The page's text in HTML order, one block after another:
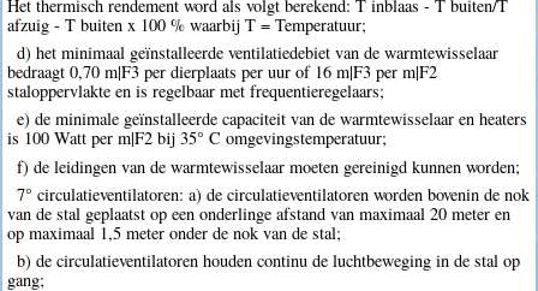
Het thermisch rendement word als volgt berekend: T inblaas - T buiten/T
afzuig - T buiten x 100 % waarbij T = Temperatuur;
d) het minimaal geïnstalleerde ventilatiedebiet van de warmtewisselaar
bedraagt 0,70 m|F3 per dierplaats per uur of 16 m|F3 per m|F2
staloppervlakte en is regelbaar met frequentieregelaars;
e) de minimale geïnstalleerde capaciteit van de warmtewisselaar en heaters
is 100 Watt per m|F2 bij 35° C omgevingstemperatuur;
f) de leidingen van de warmtewisselaar moeten gereinigd kunnen worden;
7° circulatieventilatoren: a) de circulatieventilatoren worden bovenin de nok
van de stal geplaatst op een onderlinge afstand van maximaal 20 meter en
op maximaal 1,5 meter onder de nok van de stal;
b) de circulatieventilatoren houden continu de luchtbeweging in de stal op
gang;